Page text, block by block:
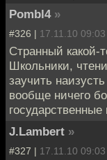
Pombl4 »
#326 | 17.11.10 09:03
Странный какой-
Школьники,
заучить
вообще ничего
J.Lambert »
#327 | 17.11.10 09:03